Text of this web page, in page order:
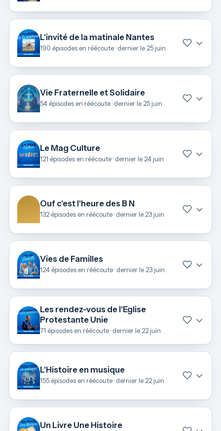
L'invité de la matinale Nantes
190 épisodes en réécoute · dernier le 25 juin
Vie Fraternelle et Solidaire
54 épisodes en réécoute · dernier le 25 juin
Le Mag Culture
121 épisodes en réécoute · dernier le 24 juin
Ouf c'est l'heure des B N
132 épisodes en réécoute · dernier le 23 juin
Vies de Familles
124 épisodes en réécoute · dernier le 23 juin
Les rendez-vous de l'Eglise
Protestante Unie
71 épisodes en réécoute · dernier le 22 juin
L'Histoire en musique
155 épisodes en réécoute · dernier le 22 juin
Un Livre Une Histoire